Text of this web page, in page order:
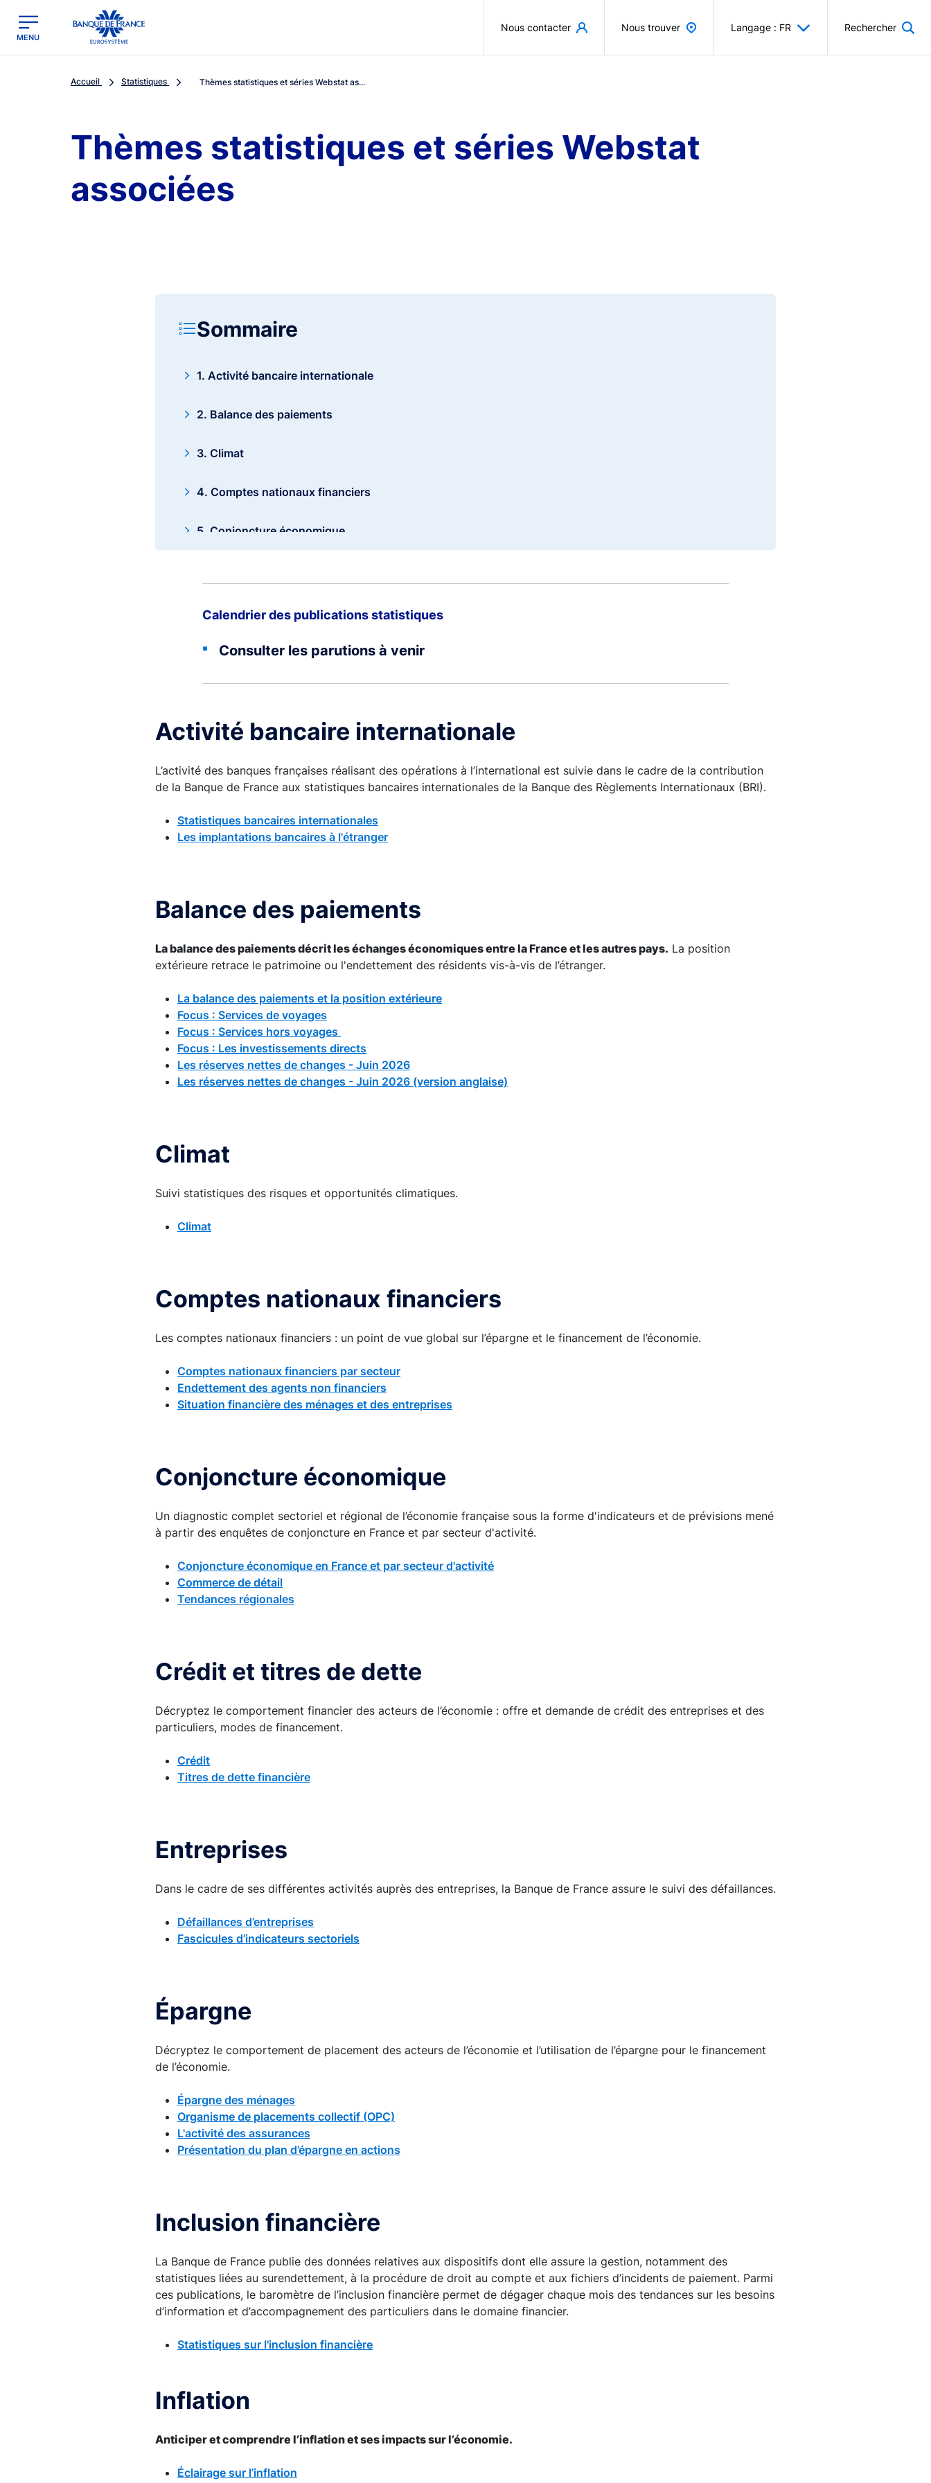
Banque de France - Menu Principal
MENU
Nous contacter Nous trouver Langage : FR Rechercher
Accueil Statistiques Thèmes statistiques et séries Webstat as...
Thèmes statistiques et séries Webstat
associées
Sommaire
1. Activité bancaire internationale
2. Balance des paiements
3. Climat
4. Comptes nationaux financiers
5. Conjoncture économique
7. Entreprises
8. Épargne
9. Inclusion financière
10. Inflation
11. Monnaie
13. Titres de créances négociables
Calendrier des publications statistiques
Consulter les parutions à venir
Activité bancaire internationale
L’activité des banques françaises réalisant des opérations à l’international est suivie dans le cadre de la contribution
de la Banque de France aux statistiques bancaires internationales de la Banque des Règlements Internationaux (BRI).
Statistiques bancaires internationales
Les implantations bancaires à l'étranger
Balance des paiements
La balance des paiements décrit les échanges économiques entre la France et les autres pays. La position
extérieure retrace le patrimoine ou l'endettement des résidents vis-à-vis de l’étranger.
La balance des paiements et la position extérieure
Focus : Services de voyages
Focus : Services hors voyages
Focus : Les investissements directs
Les réserves nettes de changes - Juin 2026
Les réserves nettes de changes - Juin 2026 (version anglaise)
Climat
Suivi statistiques des risques et opportunités climatiques.
Climat
Comptes nationaux financiers
Les comptes nationaux financiers : un point de vue global sur l’épargne et le financement de l’économie.
Comptes nationaux financiers par secteur
Endettement des agents non financiers
Situation financière des ménages et des entreprises
Conjoncture économique
Un diagnostic complet sectoriel et régional de l’économie française sous la forme d'indicateurs et de prévisions mené
à partir des enquêtes de conjoncture en France et par secteur d'activité.
Conjoncture économique en France et par secteur d'activité
Commerce de détail
Tendances régionales
Crédit et titres de dette
Décryptez le comportement financier des acteurs de l’économie : offre et demande de crédit des entreprises et des
particuliers, modes de financement.
Crédit
Titres de dette financière
Entreprises
Dans le cadre de ses différentes activités auprès des entreprises, la Banque de France assure le suivi des défaillances.
Défaillances d’entreprises
Fascicules d’indicateurs sectoriels
Épargne
Décryptez le comportement de placement des acteurs de l’économie et l’utilisation de l’épargne pour le financement
de l’économie.
Épargne des ménages
Organisme de placements collectif (OPC)
L'activité des assurances
Présentation du plan d’épargne en actions
Inclusion financière
La Banque de France publie des données relatives aux dispositifs dont elle assure la gestion, notamment des
statistiques liées au surendettement, à la procédure de droit au compte et aux fichiers d’incidents de paiement. Parmi
ces publications, le baromètre de l’inclusion financière permet de dégager chaque mois des tendances sur les besoins
d’information et d’accompagnement des particuliers dans le domaine financier.
Statistiques sur l'inclusion financière
Inflation
Anticiper et comprendre l’inflation et ses impacts sur l’économie.
Éclairage sur l’inflation